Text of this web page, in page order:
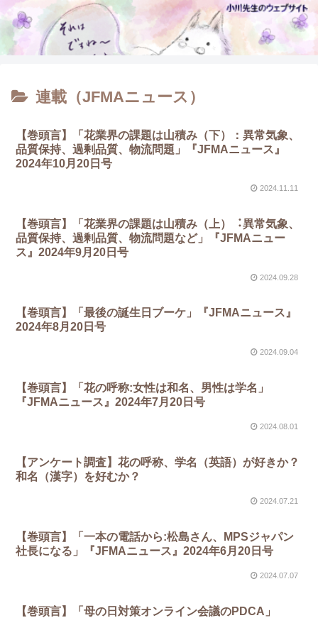
連載（JFMAニュース）
【巻頭言】「花業界の課題は山積み（下）：異常気象、
品質保持、過剰品質、物流問題」『JFMAニュース』
2024年10月20日号
2024.11.11
【巻頭言】「花業界の課題は⼭積み（上）︓異常気象、
品質保持、過剰品質、物流問題など」『JFMAニュー
ス』2024年9月20日号
2024.09.28
【巻頭言】「最後の誕生日ブーケ」『JFMAニュース』
2024年8月20日号
2024.09.04
【巻頭言】「花の呼称:女性は和名、男性は学名」
『JFMAニュース』2024年7月20日号
2024.08.01
【アンケート調査】花の呼称、学名（英語）が好きか？
和名（漢字）を好むか？
2024.07.21
【巻頭言】「一本の電話から:松島さん、MPSジャパン
社⻑になる」『JFMAニュース』2024年6月20日号
2024.07.07
【巻頭言】「⺟の⽇対策オンライン会議のPDCA」